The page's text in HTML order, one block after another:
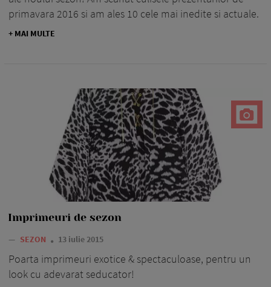
primavara 2016 si am ales 10 cele mai inedite si actuale.
+ MAI MULTE
Imprimeuri de sezon
— SEZON 13 iulie 2015
Poarta imprimeuri exotice & spectaculoase, pentru un
look cu adevarat seducator!